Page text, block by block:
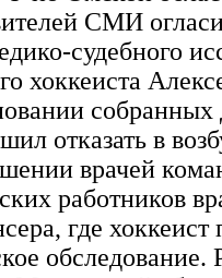
СМИ
судебного
хоккеиста
собранных
отказать в
врачей
работников
где хоккеист